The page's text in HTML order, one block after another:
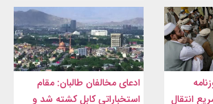
انتقال
ادعای مخالفان طالبان: مقام
استخباراتی کابل کشته شد و